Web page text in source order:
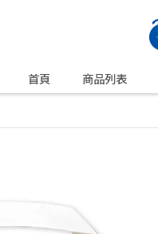
首頁 商品列表